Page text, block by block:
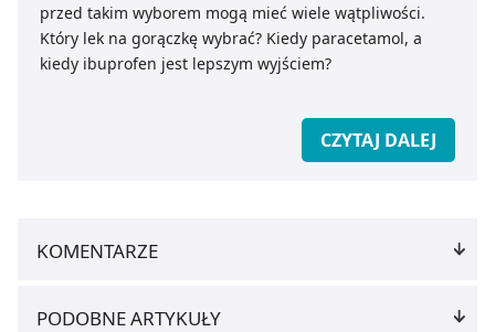
przed takim wyborem mogą mieć wiele wątpliwości.
Który lek na gorączkę wybrać? Kiedy paracetamol, a
kiedy ibuprofen jest lepszym wyjściem?
CZYTAJ DALEJ
KOMENTARZE
PODOBNE ARTYKUŁY